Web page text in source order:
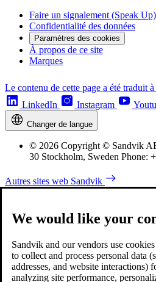
Faire un signalement (Speak Up)
Confidentialité des données
Paramètres des cookies
À propos de ce site
Marques
Le contenu de cette page a été traduit
LinkedIn
Instagram
Changer de langue
© 2026 Copyright © Sandvik
30 Stockholm, Sweden Phone:
Autres sites web Sandvik
We would like your
Sandvik and our vendors use
to collect and process personal data
addresses, and website interactions)
analyzing site performance,